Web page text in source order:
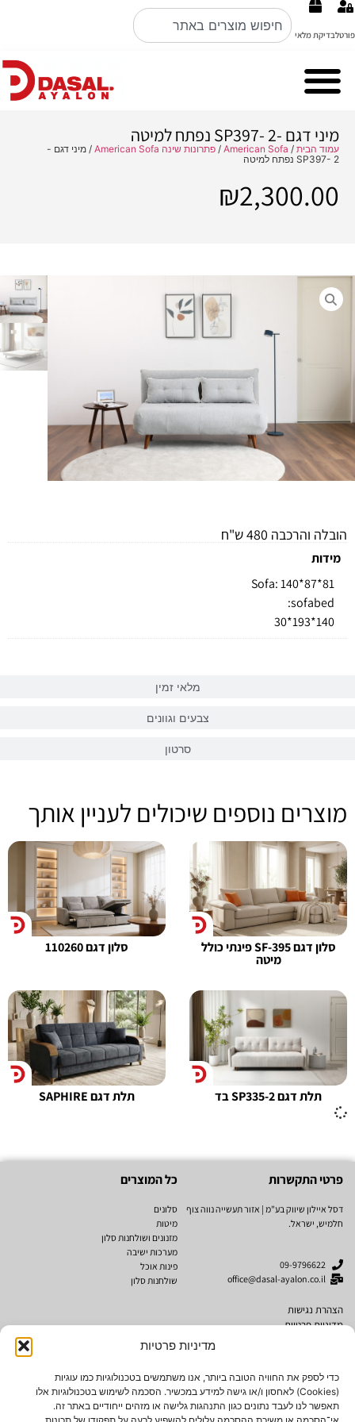
מדיניות פרטיות
כדי לספק את החוויה הטובה ביותר, אנו משתמשים בטכנולוגיות כמו עוגיות
(Cookies) לאחסון ו/או גישה למידע במכשיר. הסכמה לשימוש בטכנולוגיות אלו
תאפשר לנו לעבד נתונים כגון התנהגות גלישה או מזהים ייחודיים באתר זה.
פורטלבדיקת מלאי
מיני דגם -SP397- 2 נפתח למיטה
עמוד הבית /
American Sofa
/ פתרונות שינה American Sofa
/ מיני דגם -
SP397- 2 נפתח למיטה
₪2,300.00
מלאי זמין
צבעים וגוונים
סרטון
הובלה והרכבה 480 ש"ח
מידות
Sofa: 140*87*81
sofabed:
140*193*30
מוצרים נוספים שיכולים לעניין אותך
סלון דגם SF-395 פינתי כולל
מיטה
סלון דגם 110260
תלת דגם SP335-2 בד תלת דגם SAPHIRE
פרטי התקשרות
דסל איילון שיווק בע"מ | אזור תעשייה נווה צוף
חלמיש, ישראל.
09-9796622
office@dasal-ayalon.co.il
הצהרת נגישות
מדיניות פרטיות
כל המוצרים
סלונים
מיטות
מזנונים ושולחנות סלון
מערכות ישיבה
פינות אוכל
שולחנות סלון
Cubo Rosso
AMERICAN SOFA